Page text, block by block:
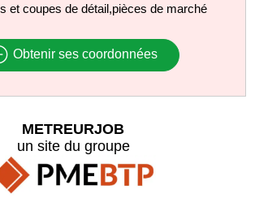
et coupes de détail,pièces de marché
Obtenir ses coordonnées
METREURJOB
un site du groupe